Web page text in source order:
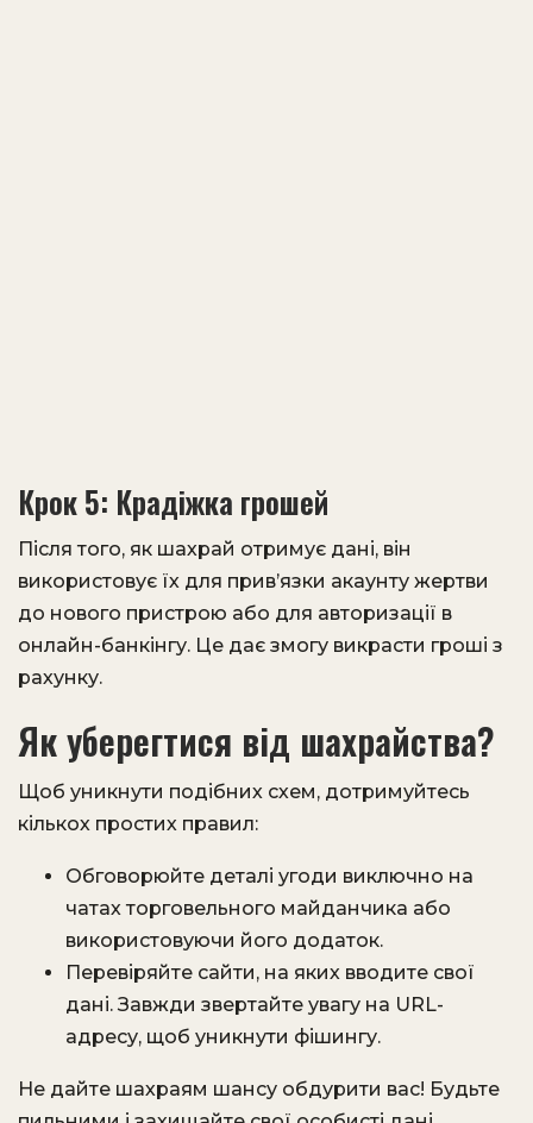
Крок 5: Крадіжка грошей
Після того, як шахрай отримує дані, він
використовує їх для прив’язки акаунту жертви
до нового пристрою або для авторизації в
онлайн-банкінгу. Це дає змогу викрасти гроші з
рахунку.
Як уберегтися від шахрайства?
Щоб уникнути подібних схем, дотримуйтесь
кількох простих правил:
Обговорюйте деталі угоди виключно на
чатах торговельного майданчика або
використовуючи його додаток.
Перевіряйте сайти, на яких вводите свої
дані. Завжди звертайте увагу на URL-
адресу, щоб уникнути фішингу.
Не дайте шахраям шансу обдурити вас! Будьте